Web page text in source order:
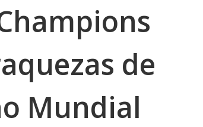
de
Mundial